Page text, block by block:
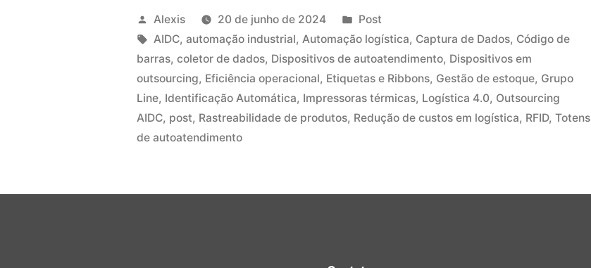
Alexis 20 de junho de 2024
Post
AIDC,automação industrial, Automação logística, Captura de Dados, Código de
barras,coletor de dados, Dispositivos de autoatendimento, Dispositivos em
outsourcing, Eficiência operacional, Etiquetas e Ribbons, Gestão de estoque, Grupo
Line, Identificação Automática, Impressoras térmicas, Logística 4.0, Outsourcing
AIDC, post, Rastreabilidade de produtos, Redução de custos em logística, RFID,Totens
de autoatendimento